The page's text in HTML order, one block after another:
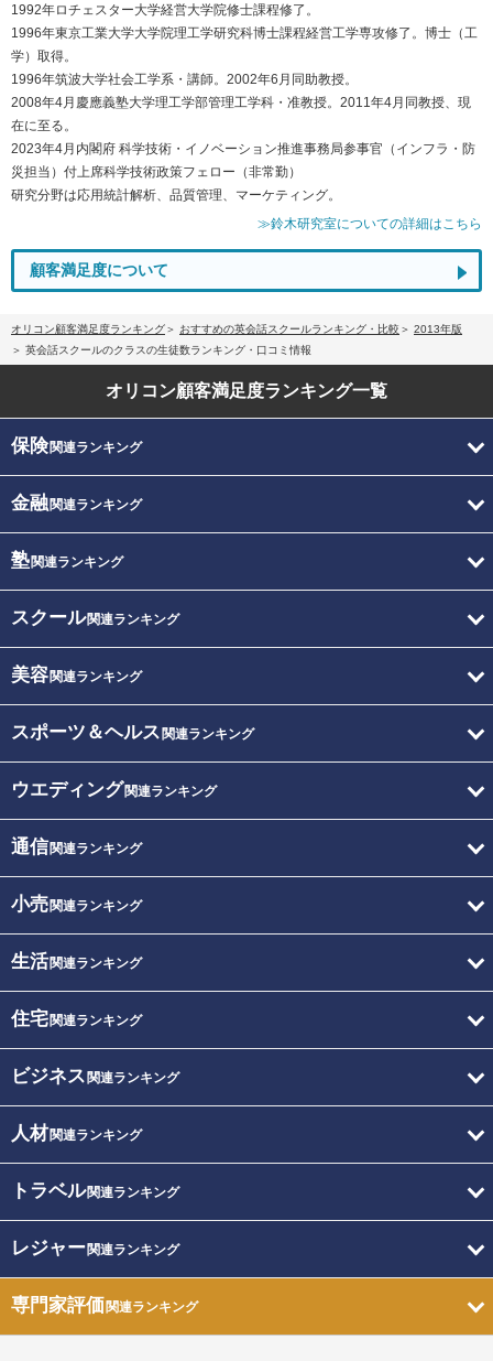
1992年ロチェスター大学経営大学院修士課程修了。
1996年東京工業大学大学院理工学研究科博士課程経営工学専攻修了。博士（工
学）取得。
1996年筑波大学社会工学系・講師。2002年6月同助教授。
2008年4月慶應義塾大学理工学部管理工学科・准教授。2011年4月同教授、現
在に至る。
2023年4月内閣府 科学技術・イノベーション推進事務局参事官（インフラ・防
災担当）付上席科学技術政策フェロー（非常勤）
研究分野は応用統計解析、品質管理、マーケティング。
≫鈴木研究室についての詳細はこちら
顧客満足度について
オリコン顧客満足度ランキング おすすめの英会話スクールランキング・比較
2013年版
英会話スクールのクラスの生徒数ランキング・口コミ情報
オリコン顧客満足度ランキング一覧
保険関連ランキング
金融関連ランキング
塾関連ランキング
スクール関連ランキング
美容関連ランキング
スポーツ＆ヘルス 関連ランキング
ウエディング関連ランキング
通信関連ランキング
小売関連ランキング
生活関連ランキング
住宅関連ランキング
ビジネス 関連ランキング
人材関連ランキング
トラベル関連ランキング
レジャー関連ランキング
専門家評価関連ランキング